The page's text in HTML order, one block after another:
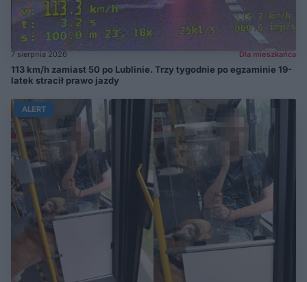
7 sierpnia 2026 Dla mieszkańca
113 km/h zamiast 50 po Lublinie. Trzy tygodnie po egzaminie 19-
latek stracił prawo jazdy
ALERT